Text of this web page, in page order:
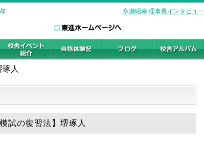
永瀬昭幸 理事長インタビュー
琢人
の復習法】堺琢人